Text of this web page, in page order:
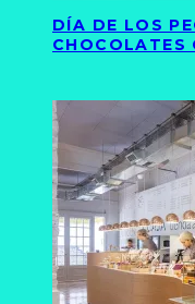
DÍA DE LOS
CHOCOLATES